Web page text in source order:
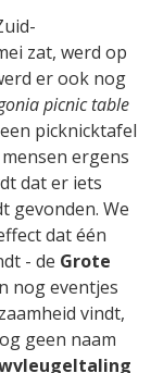
zat, werd op
er ook nog
picnic table
picknicktafel
ergens
dat er iets
gevonden. We
dat één
- de Grote
nog eventjes
vindt,
geen naam